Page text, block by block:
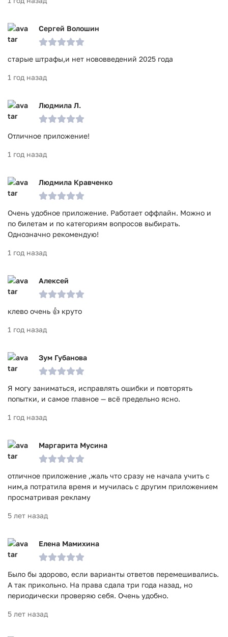
Сергей Волошин
старые штрафы,и нет нововведений 2025 года
1 год назад
Людмила Л.
Отличное приложение!
1 год назад
Людмила Кравченко
Очень удобное приложение. Работает оффлайн. Можно и
по билетам и по категориям вопросов выбирать.
Однозначно рекомендую!
1 год назад
Алексей
клево очень 👍 круто
1 год назад
Зум Губанова
Я могу заниматься, исправлять ошибки и повторять
попытки, и самое главное — всё предельно ясно.
1 год назад
Маргарита Мусина
отличное приложение ,жаль что сразу не начала учить с
ним,а потратила время и мучилась с другим приложением
просматривая рекламу
5 лет назад
Елена Мамихина
Было бы здорово, если варианты ответов перемешивались.
А так прикольно. На права сдала три года назад, но
периодически проверяю себя. Очень удобно.
5 лет назад